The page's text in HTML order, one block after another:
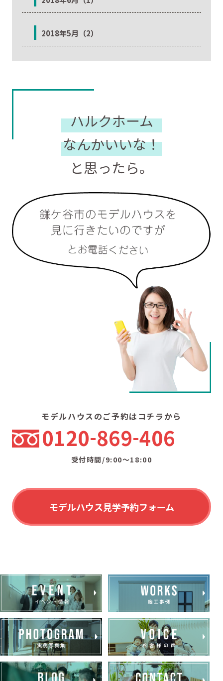
2018年5月（2）
ハルクホーム
なんかいいな！
と思ったら。
モデルハウスのご予約はコチラから
0120 869 406
受付時間/9:00〜18:00
モデルハウス見学予約フォーム